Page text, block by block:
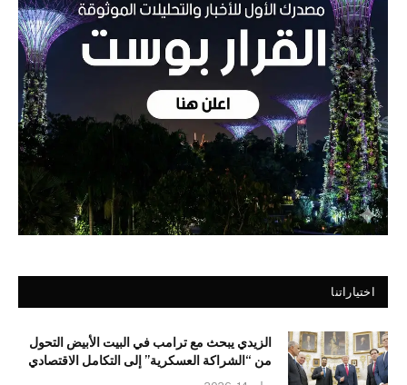
اختياراتنا
الزيدي يبحث مع ترامب في البيت الأبيض التحول
من “الشراكة العسكرية” إلى التكامل الاقتصادي